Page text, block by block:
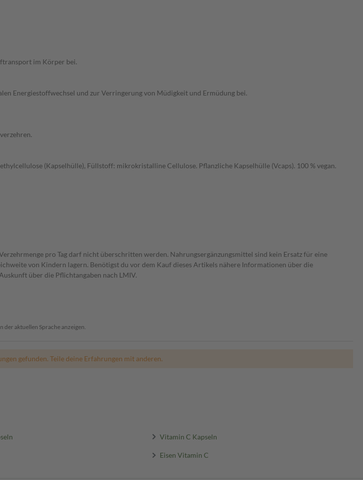
im Körper bei.
Energiestoffwechsel und zur Verringerung von Müdigkeit und Ermüdung bei.
(Kapselhülle), Füllstoff: mikrokristalline Cellulose. Pflanzliche Kapselhülle (Vcaps). 100 % vegan.
pro Tag darf nicht überschritten werden. Nahrungsergänzungsmittel sind kein Ersatz für eine
von Kindern lagern. Benötigst du vor dem Kauf dieses Artikels nähere Informationen über die
über die Pflichtangaben nach LMIV.
der aktuellen Sprache anzeigen.
gefunden. Teile deine Erfahrungen mit anderen.
Vitamin C Kapseln
Eisen Vitamin C